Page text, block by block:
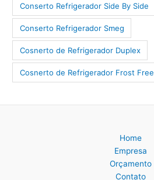
Conserto Refrigerador Side By Side
Conserto Refrigerador Smeg
Cosnerto de Refrigerador Duplex
Cosnerto de Refrigerador Frost Free
Home
Empresa
Orçamento
Contato